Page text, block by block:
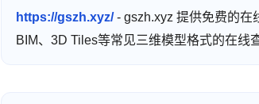
https://gszh.xyz/- gszh.xyz 提供免费的在
BIM、3D Tiles等常见三维模型格式的在线